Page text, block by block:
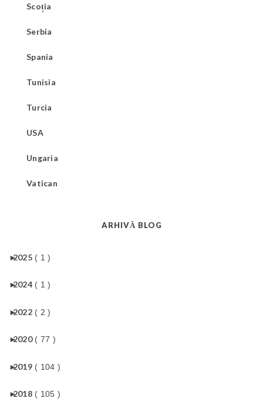
Scoția
Serbia
Spania
Tunisia
Turcia
USA
Ungaria
Vatican
ARHIVĂ BLOG
►
2025 ( 1 )
►
2024 ( 1 )
►
2022 ( 2 )
►
2020 ( 77 )
►
2019 ( 104 )
►
2018 ( 105 )